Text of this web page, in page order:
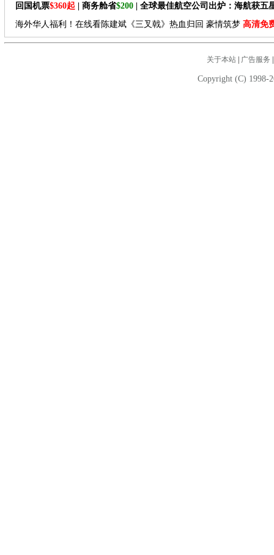
回国机票$360起 | 商务舱省$200 | 全球最佳航空公司出炉：海航获五
海外华人福利！在线看陈建斌《三叉戟》热血归回 豪情筑梦 高清免
关于本站| 广告服务
Copyright (C) 1998-